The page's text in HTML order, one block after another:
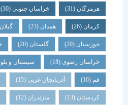
هرمزگان(31) خراسان جنوبی(30)
همدان گیلان
خوزستان(20) گلستان (20) خراسان
خراسان رضوی(18) سیستان و بلوچستان
آذربایجان غربی(15) زنجان
کردستان(13) مازندران(12)